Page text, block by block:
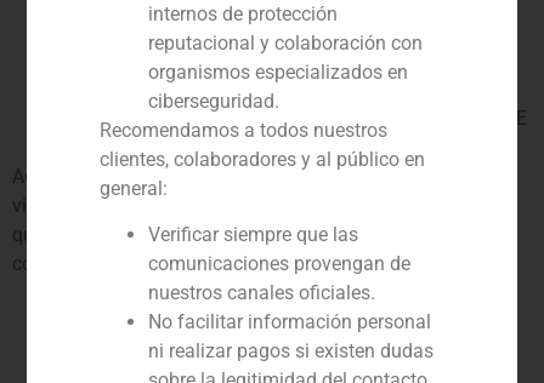
Los bancos y entidades financieras para el cobro de
los servicios contratados y/o productos comprados.
Administraciones públicas con competencia en los
sectores de la actividad de GBS CORPORATE FINANCE
S.A, cuando así lo establezca la normativa vigente.
Adicionalmente le informamos que determinados datos, en
virtud de la normativa vigente o de la relación contractual
que mantenga GBS CORPORATE FINANCE S.A, podrán ser
comunicados a:
Los bancos y entidades financieras para el cobro de
los servicios contratados y/o productos comprados.
Administraciones públicas con competencia en los
internos de protección
reputacional y colaboración con
organismos especializados en
ciberseguridad.
Recomendamos a todos nuestros
clientes, colaboradores y al público en
general:
Verificar siempre que las
comunicaciones provengan de
nuestros canales oficiales.
No facilitar información personal
ni realizar pagos si existen dudas